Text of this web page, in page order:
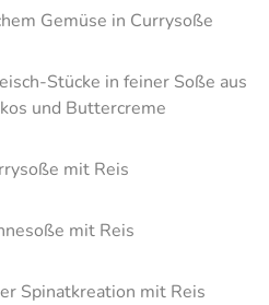
Gemüse in Currysoße
Stücke in feiner Soße aus
und Buttercreme
mit Reis
mit Reis
Spinatkreation mit Reis